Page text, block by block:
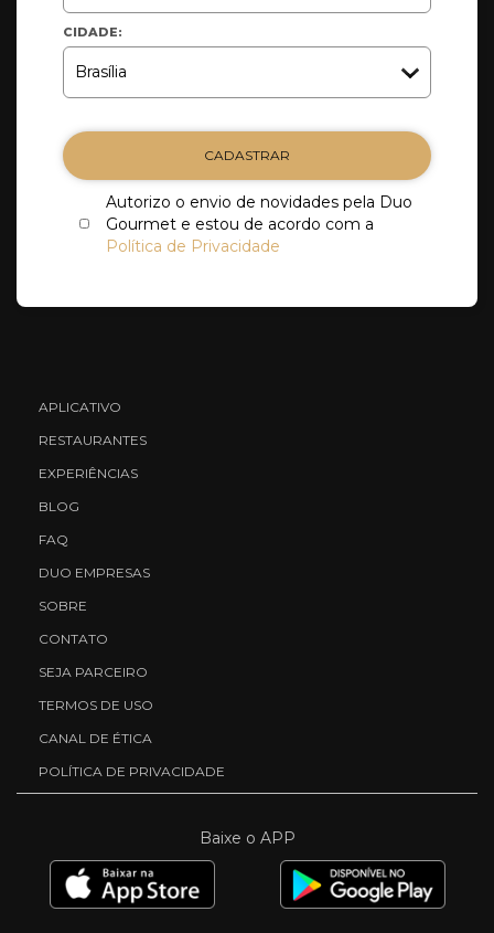
CIDADE:
CADASTRAR
Autorizo o envio de novidades pela Duo
Gourmet e estou de acordo com a
Política de Privacidade
APLICATIVO
RESTAURANTES
EXPERIÊNCIAS
BLOG
FAQ
DUO EMPRESAS
SOBRE
CONTATO
SEJA PARCEIRO
TERMOS DE USO
CANAL DE ÉTICA
POLÍTICA DE PRIVACIDADE
Baixe o APP